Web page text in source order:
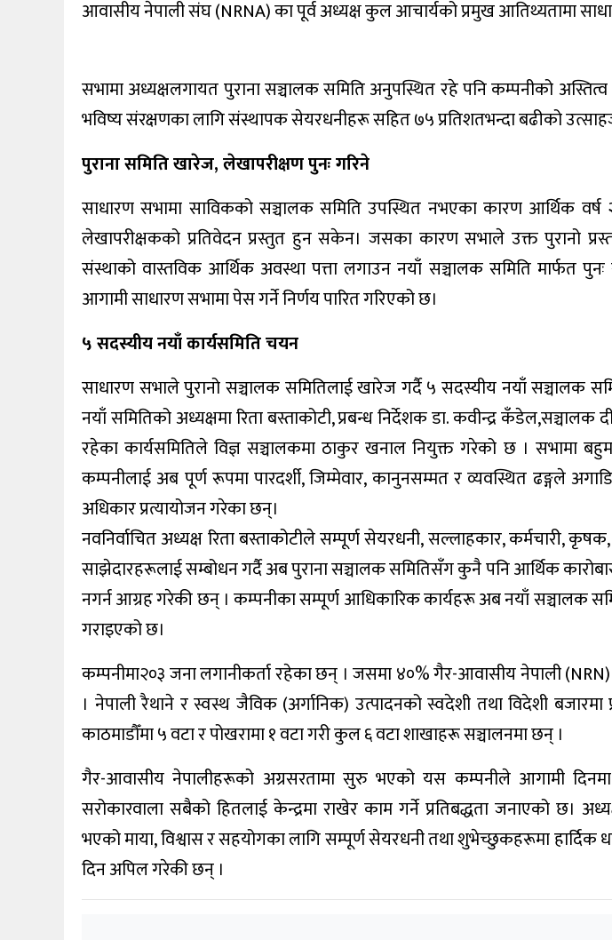
आवासीय नेपाली संघ (NRNA) का पूर्व अध्यक्ष कुल आचार्यको प्रमुख आतिथ्यतामा
सभामा अध्यक्षलगायत पुराना सञ्चालक समिति अनुपस्थित रहे पनि कम्पनीको
भविष्य संरक्षणका लागि संस्थापक सेयरधनीहरू सहित ७५ प्रतिशतभन्दा बढीको
पुराना समिति खारेज, लेखापरीक्षण पुनः गरिने
साधारण सभामा साविकको सञ्चालक समिति उपस्थित नभएका कारण आर्थिक वर्ष
लेखापरीक्षकको प्रतिवेदन प्रस्तुत हुन सकेन। जसका कारण सभाले उक्त पुरानो
संस्थाको वास्तविक आर्थिक अवस्था पत्ता लगाउन नयाँ सञ्चालक समिति मार्फत
आगामी साधारण सभामा पेस गर्ने निर्णय पारित गरिएको छ।
५ सदस्यीय नयाँ कार्यसमिति चयन
साधारण सभाले पुरानो सञ्चालक समितिलाई खारेज गर्दै ५ सदस्यीय नयाँ सञ्चालक
नयाँ समितिको अध्यक्षमा रिता बस्ताकोटी, प्रबन्ध निर्देशक डा. कवीन्द्र
रहेका कार्यसमितिले विज्ञ सञ्चालकमा ठाकुर खनाल नियुक्त गरेको छ । सभामा
कम्पनीलाई अब पूर्ण रूपमा पारदर्शी, जिम्मेवार, कानुनसम्मत र व्यवस्थित ढङ्गले
अधिकार प्रत्यायोजन गरेका छन्।
नवनिर्वाचित अध्यक्ष रिता बस्ताकोटीले सम्पूर्ण सेयरधनी, सल्लाहकार, कर्मचारी,
साझेदारहरूलाई सम्बोधन गर्दै अब पुराना सञ्चालक समितिसँग कुनै पनि आर्थिक
नगर्न आग्रह गरेकी छन् । कम्पनीका सम्पूर्ण आधिकारिक कार्यहरू अब नयाँ सञ्चालक
गराइएको छ।
कम्पनीमा२०३ जना लगानीकर्ता रहेका छन् । जसमा ४०% गैर-आवासीय नेपाली
। नेपाली रैथाने र स्वस्थ जैविक (अर्गानिक) उत्पादनको स्वदेशी तथा विदेशी
काठमाडौँमा ५ वटा र पोखरामा १ वटा गरी कुल ६ वटा शाखाहरू सञ्चालनमा छन् ।
गैर-आवासीय नेपालीहरूको अग्रसरतामा सुरु भएको यस कम्पनीले आगामी दिनमा
सरोकारवाला सबैको हितलाई केन्द्रमा राखेर काम गर्ने प्रतिबद्धता जनाएको छ।
भएको माया, विश्वास र सहयोगका लागि सम्पूर्ण सेयरधनी तथा शुभेच्छुकहरूमा हार्दिक
दिन अपिल गरेकी छन् ।